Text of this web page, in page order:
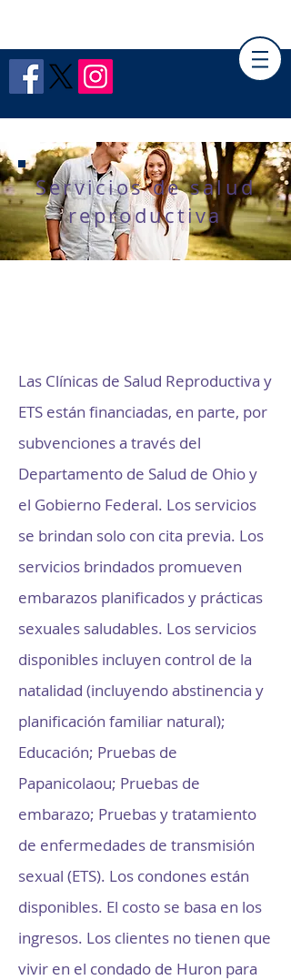
Servicios de salud
reproductiva
Las Clínicas de Salud Reproductiva y
ETS están financiadas, en parte, por
subvenciones a través del
Departamento de Salud de Ohio y
el Gobierno Federal. Los servicios
se brindan solo con cita previa. Los
servicios brindados promueven
embarazos planificados y prácticas
sexuales saludables. Los servicios
disponibles incluyen control de la
natalidad (incluyendo abstinencia y
planificación familiar natural);
Educación; Pruebas de
Papanicolaou; Pruebas de
embarazo; Pruebas y tratamiento
de enfermedades de transmisión
sexual (ETS). Los condones están
disponibles. El costo se basa en los
ingresos. Los clientes no tienen que
vivir en el condado de Huron para